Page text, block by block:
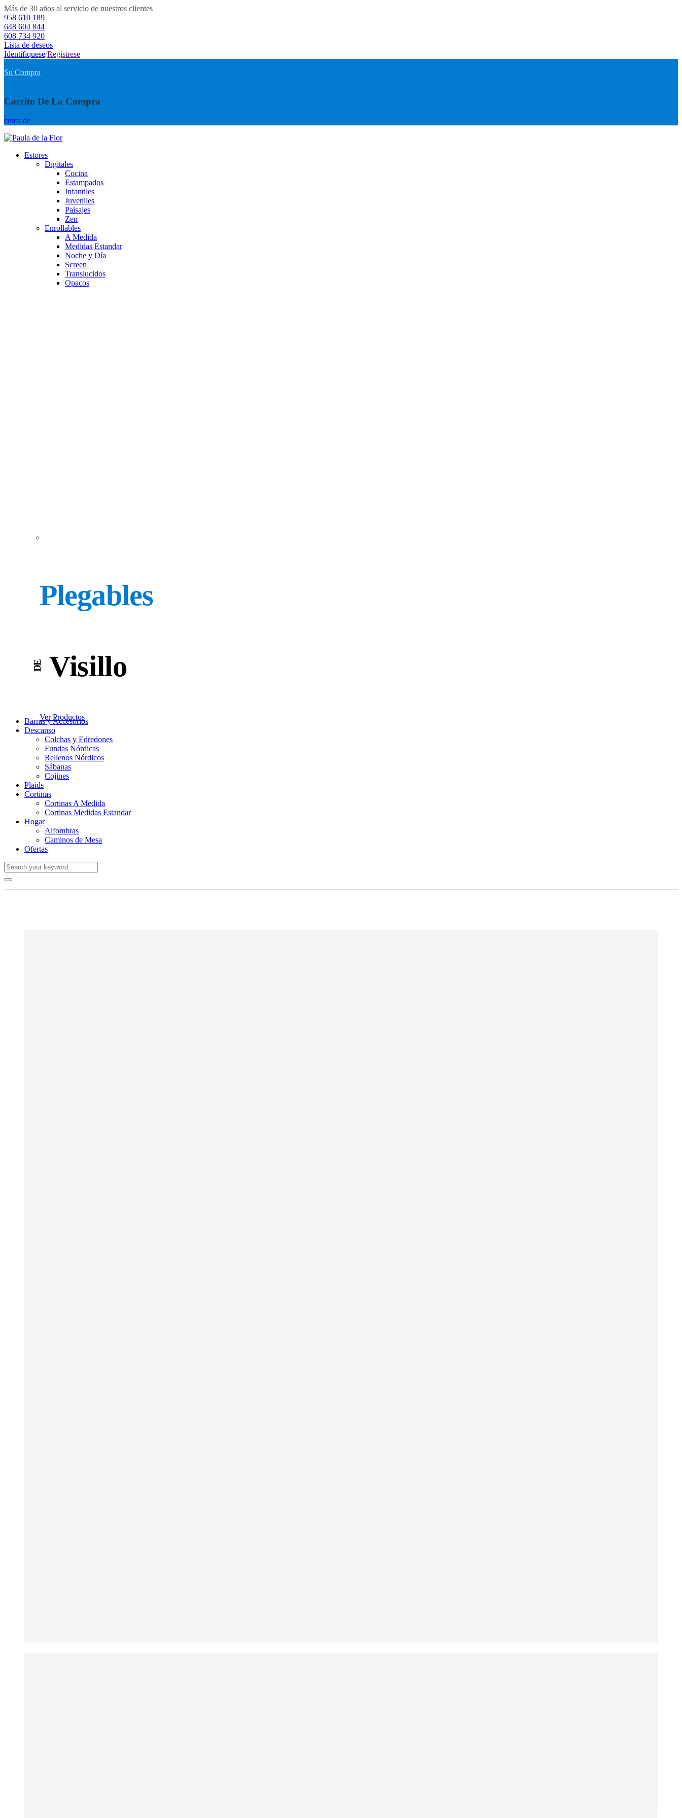
Más de 30 años al servicio de nuestros clientes
958 610 189
648 604 844
608 734 920
Lista de deseos
Identifiquese/Registrese
Su Compra
Carrito De La Compra
cerca de
Estores
Digitales
Cocina
Estampados
Infantiles
Juveniles
Paisajes
Zen
Enrollables
A Medida
Medidas Estandar
Noche y Día
Screen
Translucidos
Opacos
Plegables
DE Visillo
Ver Productos
Barras y Accesorios
Descanso
Colchas y Edredones
Fundas Nórdicas
Rellenos Nórdicos
Sábanas
Cojines
Plaids
Cortinas
Cortinas A Medida
Cortinas Medidas Estandar
Hogar
Alfombras
Caminos de Mesa
Ofertas